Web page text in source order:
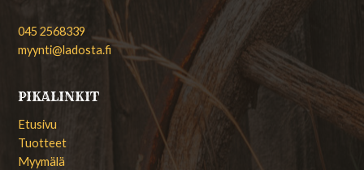
045 2568339
myynti@ladosta.fi
PIKALINKIT
Etusivu
Tuotteet
Myymälä